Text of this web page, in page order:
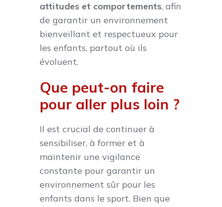
attitudes et comportements, afin
de garantir un environnement
bienveillant et respectueux pour
les enfants, partout où ils
évoluent.
Que peut-on faire
pour aller plus loin ?
Il est crucial de continuer à
sensibiliser, à former et à
maintenir une vigilance
constante pour garantir un
environnement sûr pour les
enfants dans le sport. Bien que